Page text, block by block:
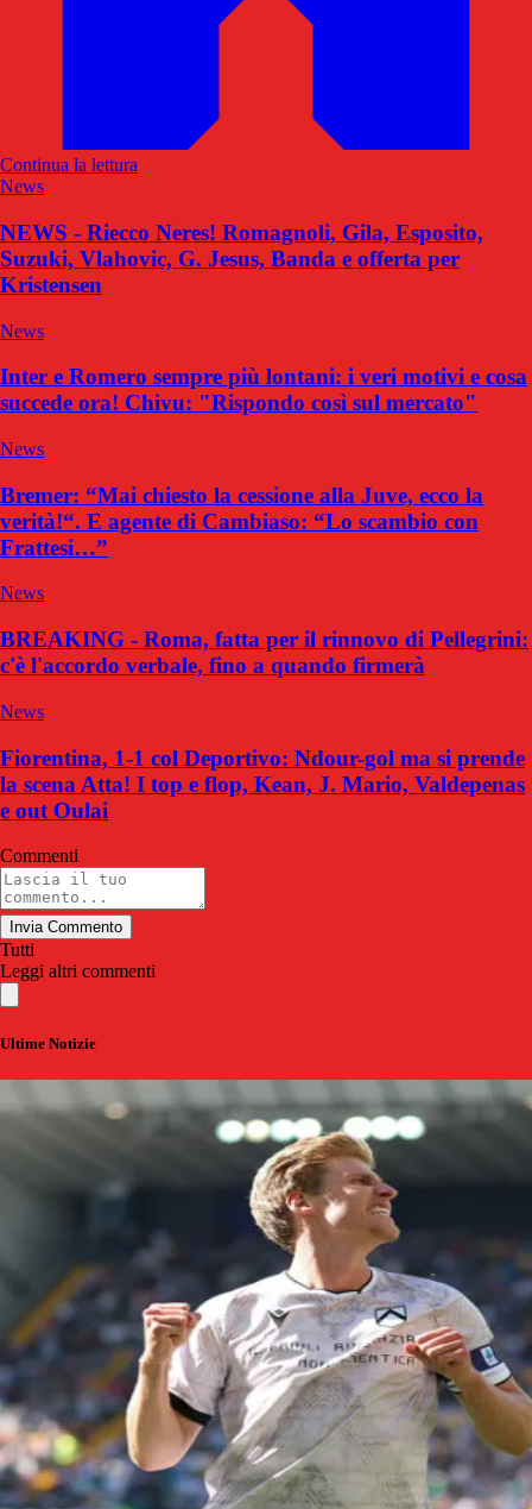
Continua la lettura
News
NEWS - Riecco Neres! Romagnoli, Gila, Esposito,
Suzuki, Vlahovic, G. Jesus, Banda e offerta per
Kristensen
News
Inter e Romero sempre più lontani: i veri motivi e cosa
succede ora! Chivu: "Rispondo così sul mercato"
News
Bremer: “Mai chiesto la cessione alla Juve, ecco la
verità!“. E agente di Cambiaso: “Lo scambio con
Frattesi…”
News
BREAKING - Roma, fatta per il rinnovo di Pellegrini:
c'è l'accordo verbale, fino a quando firmerà
News
Fiorentina, 1-1 col Deportivo: Ndour-gol ma si prende
la scena Atta! I top e flop, Kean, J. Mario, Valdepenas
e out Oulai
Commenti
Invia Commento
Tutti
Leggi altri commenti
Ultime Notizie